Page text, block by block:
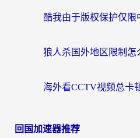
回国加速器推荐